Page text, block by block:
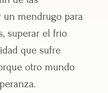
un mendrugo para
superar el frío
que sufre
otro mundo